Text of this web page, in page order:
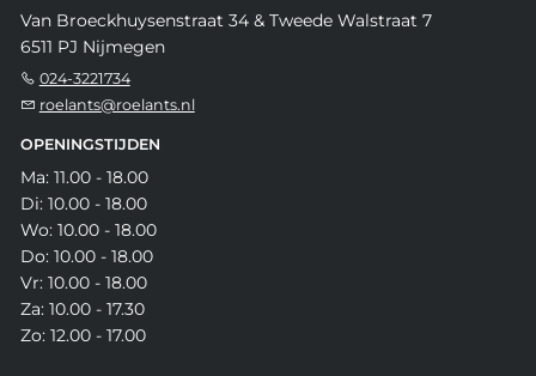
Van Broeckhuysenstraat 34 & Tweede Walstraat 7
6511 PJ Nijmegen
024-3221734
roelants@roelants.nl
OPENINGSTIJDEN
Ma: 11.00 - 18.00
Di: 10.00 - 18.00
Wo: 10.00 - 18.00
Do: 10.00 - 18.00
Vr: 10.00 - 18.00
Za: 10.00 - 17.30
Zo: 12.00 - 17.00